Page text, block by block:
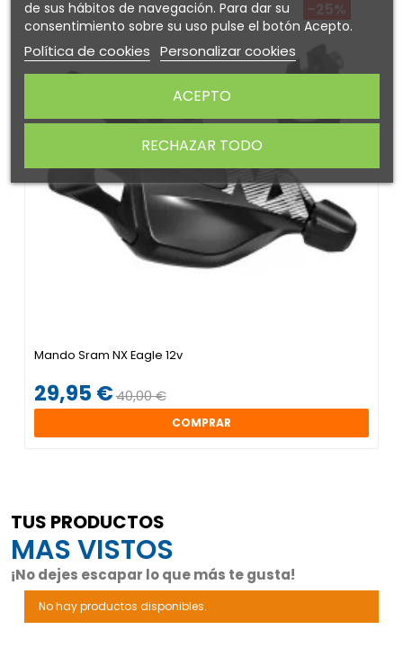
-25%
Mando Sram NX Eagle 12v
29,95 €40,00 €
COMPRAR
TUS PRODUCTOS
MAS VISTOS
¡No dejes escapar lo que más te gusta!
No hay productos disponibles.
de sus hábitos de navegación. Para dar su
consentimiento sobre su uso pulse el botón Acepto.
Política de cookies Personalizar cookies
RECHAZAR TODO
ACEPTO